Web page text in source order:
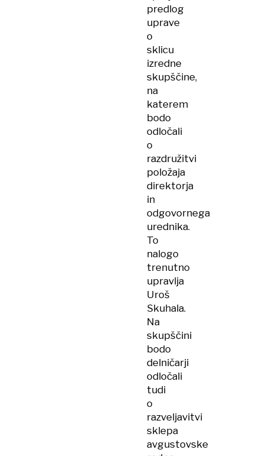
predlog
uprave
o
sklicu
izredne
skupščine,
na
katerem
bodo
odločali
o
razdružitvi
položaja
direktorja
in
odgovornega
urednika.
To
nalogo
trenutno
upravlja
Uroš
Skuhala.
Na
skupščini
bodo
delničarji
odločali
tudi
o
razveljavitvi
sklepa
avgustovske